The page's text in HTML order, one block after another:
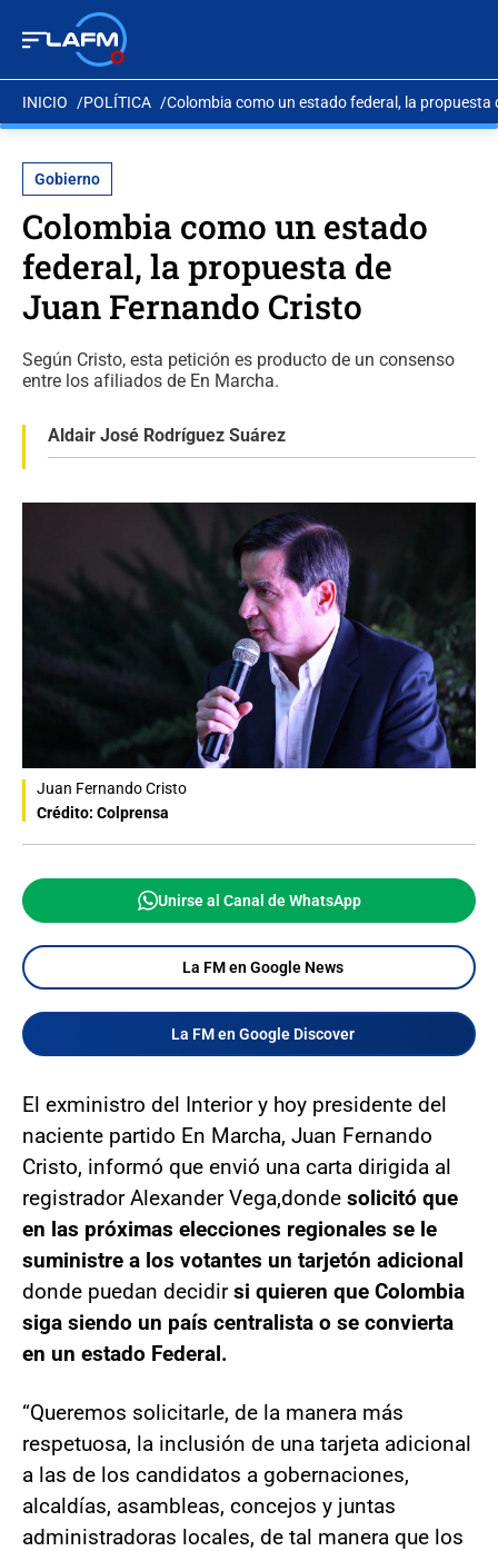
INICIO POLÍTICA Colombia como un estado federal, la propuesta
Gobierno
Colombia como un estado
federal, la propuesta de
Juan Fernando Cristo
Según Cristo, esta petición es producto de un consenso
entre los afiliados de En Marcha.
Aldair José Rodríguez Suárez
Juan Fernando Cristo
Crédito: Colprensa
Unirse al Canal de WhatsApp
La FM en Google News
La FM en Google Discover
El exministro del Interior y hoy presidente del
naciente partido En Marcha, Juan Fernando
Cristo, informó que envió una carta dirigida al
registrador Alexander Vega,donde solicitó que
en las próximas elecciones regionales se le
suministre a los votantes un tarjetón adicional
donde puedan decidirsi quieren que Colombia
siga siendo un país centralista o se convierta
en un estado Federal.
“Queremos solicitarle, de la manera más
respetuosa, la inclusión de una tarjeta adicional
a las de los candidatos a gobernaciones,
alcaldías, asambleas, concejos y juntas
administradoras locales, de tal manera que los